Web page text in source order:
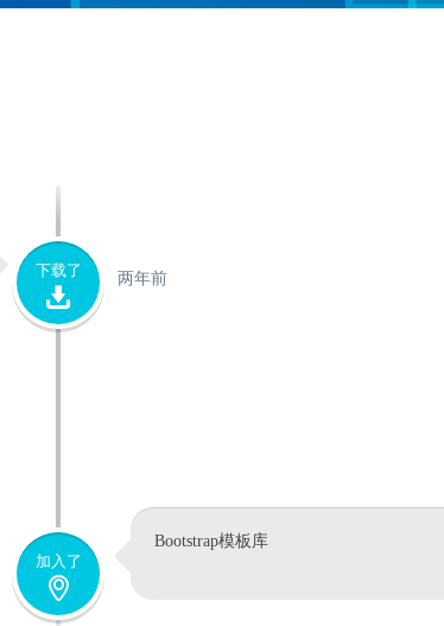
两年前
下载了
加入了
Bootstrap模板库